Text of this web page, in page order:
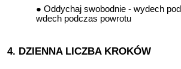
Oddychaj swobodnie - wydech
wdech podczas powrotu
4. DZIENNA LICZBA KROKÓW